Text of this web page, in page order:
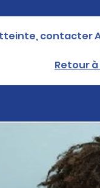
contacter
Retour